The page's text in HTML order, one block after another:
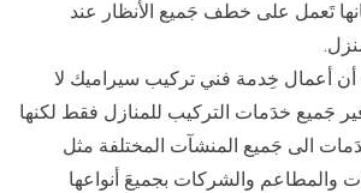
تَعمل على خطف جَميع الأنظار عند
أعمال خِدمة فني تركيب سيراميك لا
جَميع خدَمات التركيب للمنازل فقط لكنها
الى جَميع المنشآت المختلفة مثل
والمطاعم والشركات بجميعَ أنواعها